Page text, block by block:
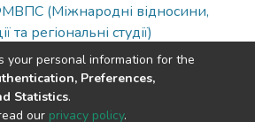
ФМВПС (Міжнародні відносини,
та регіональні студії)
your personal information for the
Preferences,
Statistics.
our privacy policy.